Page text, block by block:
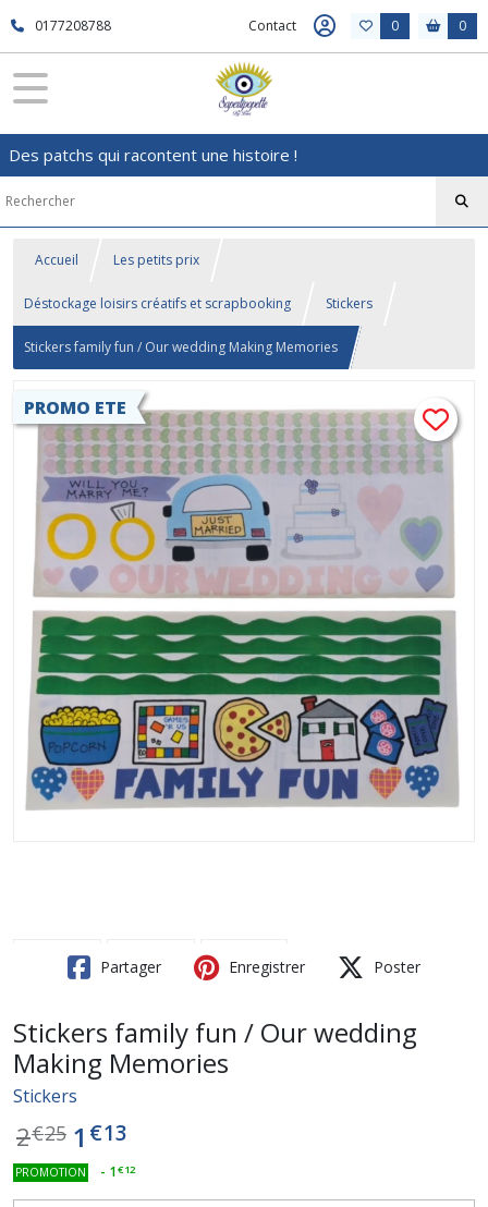
0177208788 Contact 0 0
Des patchs qui racontent une histoire !
Accueil Les petits prix
Déstockage loisirs créatifs et scrapbooking Stickers
Stickers family fun / Our wedding Making Memories
PROMO ETE
Partager Enregistrer Poster
Stickers family fun / Our wedding
Making Memories
Stickers
2€25 1 €13
PROMOTION - 1€12